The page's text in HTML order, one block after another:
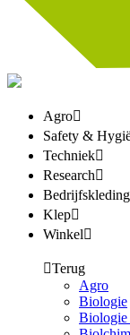
Agro
Safety &
Techniek
Research
Bedrijfskleding
Klep
Winkel
Terug
Agro
Biologie
Biologie